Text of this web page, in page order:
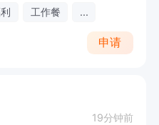
工作餐 ...
申请
19分钟前